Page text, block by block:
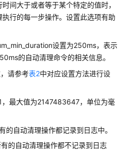
间大于或者等于某个特定的值时，
行的每一步操作。设置此选项有助
设置为250ms，表示
的自动清理命令的相关信息。
请参考表2中对应设置方法进行设
，最大值为2147483647，单位为毫
的自动清理操作都记录到日志中。
的自动清理操作都不记录到日志